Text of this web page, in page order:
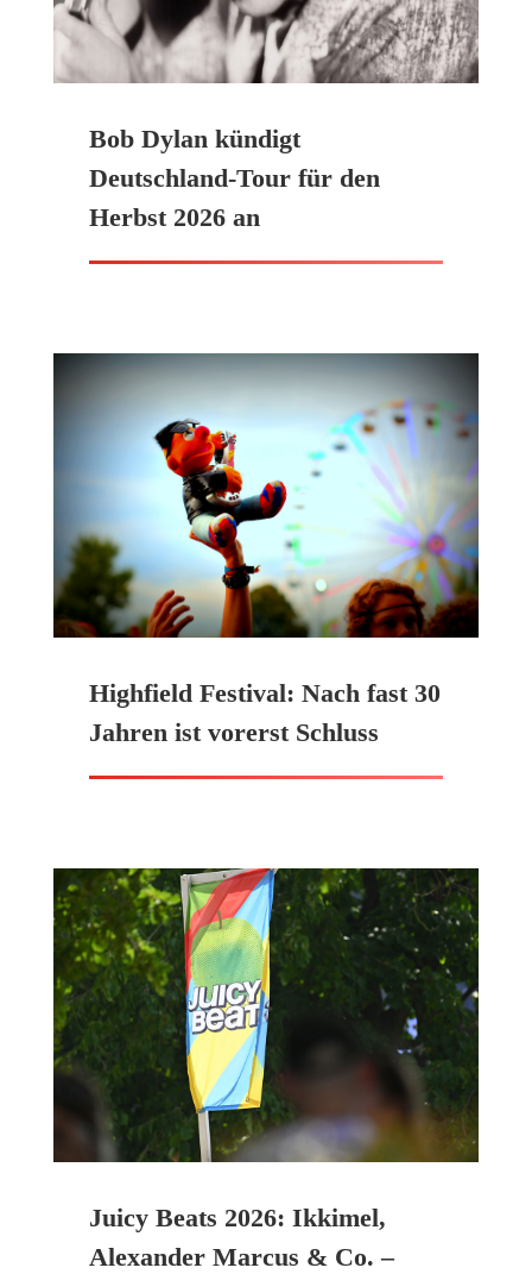
Bob Dylan kündigt
Deutschland-Tour für den
Herbst 2026 an
Highfield Festival: Nach fast 30
Jahren ist vorerst Schluss
Juicy Beats 2026: Ikkimel,
Alexander Marcus & Co. –